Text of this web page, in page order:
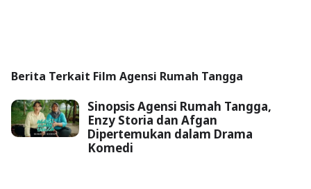
Berita Terkait Film Agensi Rumah Tangga
Sinopsis Agensi Rumah Tangga,
Enzy Storia dan Afgan
Dipertemukan dalam Drama
Komedi